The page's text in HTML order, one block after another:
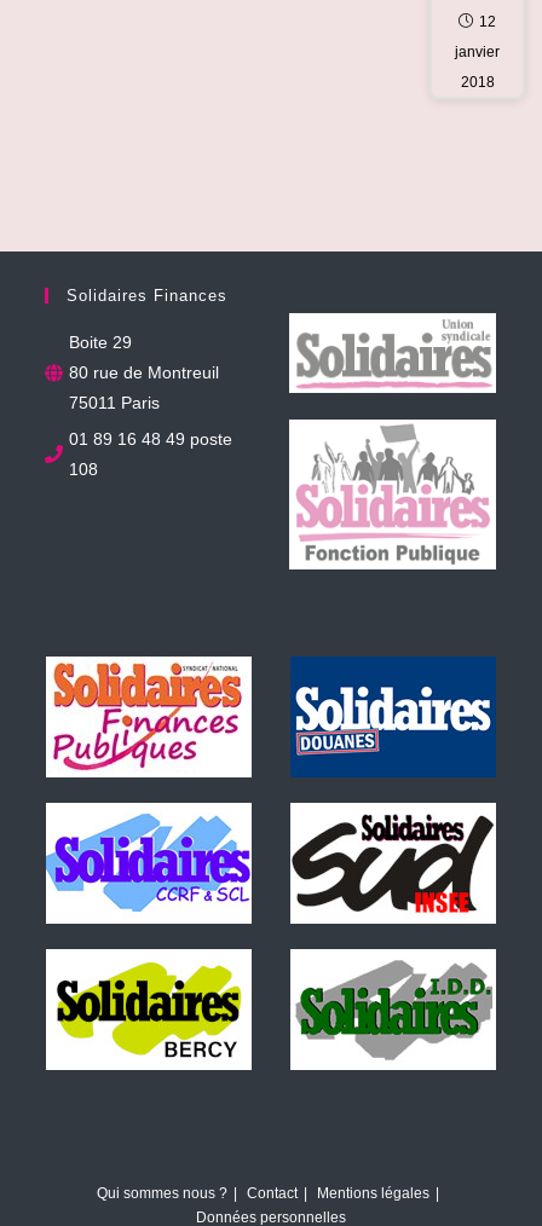
12
janvier
2018
Solidaires Finances
Boite 29
80 rue de Montreuil
75011 Paris
01 89 16 48 49 poste
108
Qui sommes nous ? Contact
Mentions légales
Données personnelles